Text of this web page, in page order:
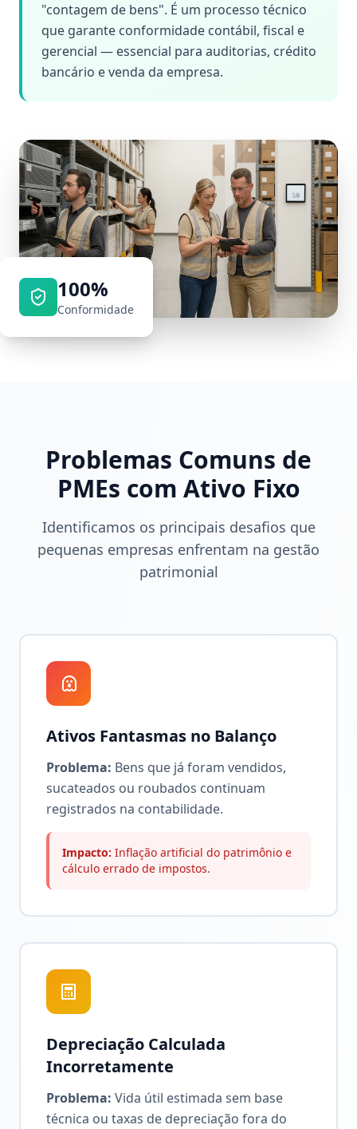
"contagem de bens". É um processo técnico
que garante conformidade contábil, fiscal e
gerencial — essencial para auditorias, crédito
bancário e venda da empresa.
100%
Conformidade
Problemas Comuns de
PMEs com Ativo Fixo
Identificamos os principais desafios que
pequenas empresas enfrentam na gestão
patrimonial
Ativos Fantasmas no Balanço
Problema: Bens que já foram vendidos,
sucateados ou roubados continuam
registrados na contabilidade.
Impacto: Inflação artificial do patrimônio e
cálculo errado de impostos.
Depreciação Calculada
Incorretamente
Problema: Vida útil estimada sem base
técnica ou taxas de depreciação fora do